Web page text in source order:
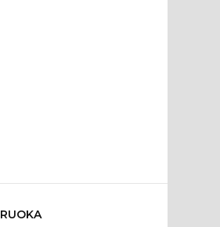
RUOKA